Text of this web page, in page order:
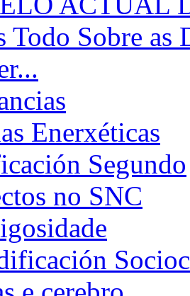
Todo Sobre as
Enerxéticas
Segundo
no SNC